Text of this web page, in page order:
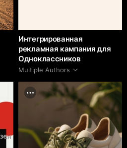
Интегрированная
рекламная кампания для
Одноклассников
Multiple Authors